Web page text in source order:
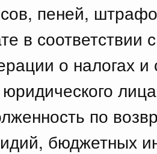
пеней,
в соответствии
о налогах и
по
бюджетных